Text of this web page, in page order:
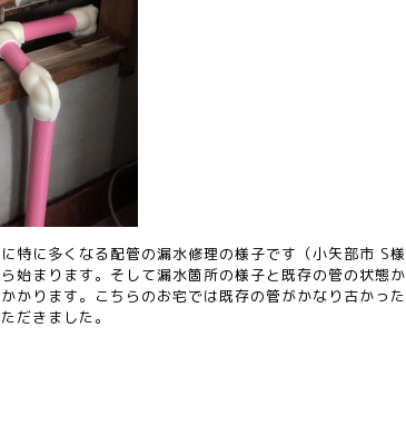
特に多くなる配管の漏水修理の様子です（小矢部市 S様
始まります。そして漏水箇所の様子と既存の管の状態か
かります。こちらのお宅では既存の管がかなり古かった
だきました。